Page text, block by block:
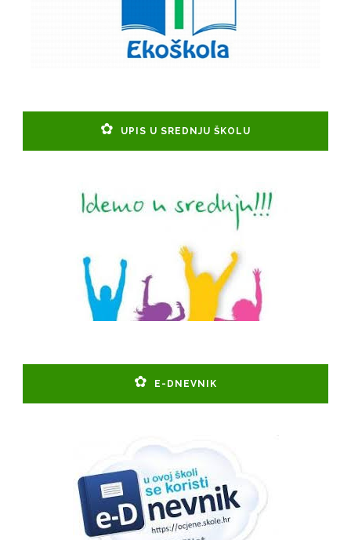
UPIS U SREDNJU ŠKOLU
E-DNEVNIK